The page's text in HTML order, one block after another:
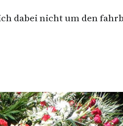
dabei nicht um den